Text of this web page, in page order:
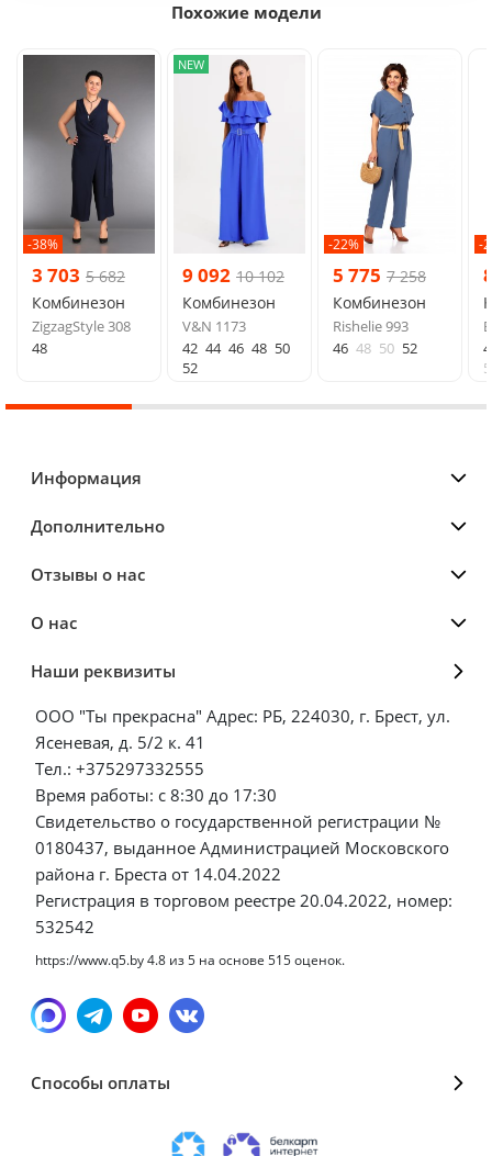
Похожие модели
-38%
3 703 5 682
Комбинезон
ZigzagStyle 308
48
NEW
9 092 10 102
Комбинезон
V&N 1173
42 44 46 48 50
52
-22%
5 775 7 258
Комбинезон
Rishelie 993
46 48 50 52
-
Информация
Дополнительно
Отзывы о нас
О нас
Наши реквизиты
ООО "Ты прекрасна" Адрес: РБ, 224030, г. Брест, ул.
Ясеневая, д. 5/2 к. 41
Тел.: +375297332555
Время работы: с 8:30 до 17:30
Свидетельство о государственной регистрации №
0180437, выданное Администрацией Московского
района г. Бреста от 14.04.2022
Регистрация в торговом реестре 20.04.2022, номер:
532542
https://www.q5.by4.8 из5 на основе 515оценок.
Способы оплаты